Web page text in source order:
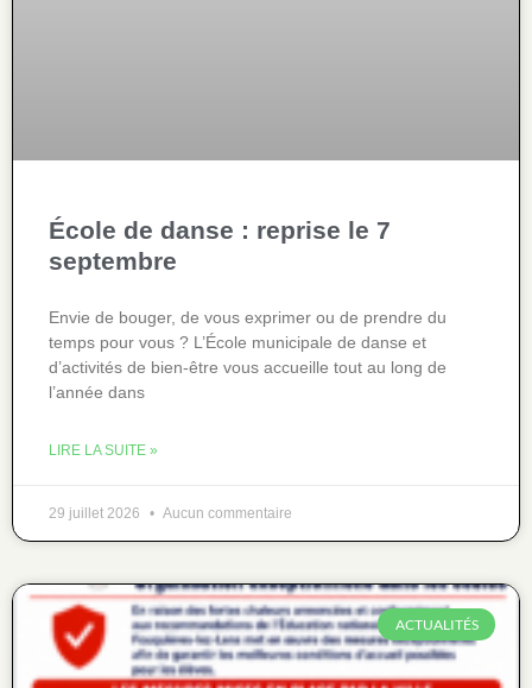
École de danse : reprise le 7
septembre
Envie de bouger, de vous exprimer ou de prendre du
temps pour vous ? L’École municipale de danse et
d’activités de bien-être vous accueille tout au long de
l’année dans
LIRE LA SUITE »
29 juillet 2026 Aucun commentaire
ACTUALITÉS